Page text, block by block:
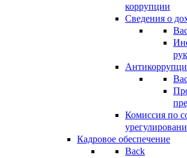
коррупции
Сведения о
Комиссия по
Кадровое обеспечение
Back